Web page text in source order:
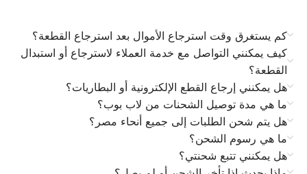
كم يستغرق وقت استرجاع الأموال بعد استرجاع القطعة؟
كيف يمكنني التواصل مع خدمة العملاء لاسترجاع أو استبدال
القطعة؟
هل يمكنني إرجاع القطع الإلكترونية أو البطاريات؟
ما هي مدة توصيل الشحنات من لاب بوب؟
هل يتم شحن الطلبات إلى جميع أنحاء مصر؟
ما هي رسوم الشحن؟
هل يمكنني تتبع شحنتي؟